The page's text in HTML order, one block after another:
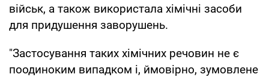
військ, а також використала хімічні засоби
для придушення заворушень.
"Застосування таких хімічних речовин не є
поодиноким випадком і, ймовірно, зумовлене